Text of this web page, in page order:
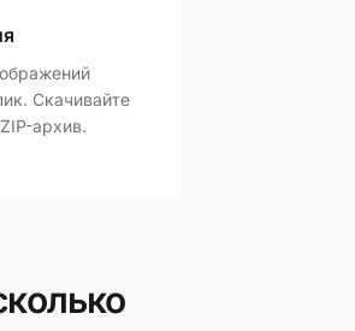
Скачивайте
архив.